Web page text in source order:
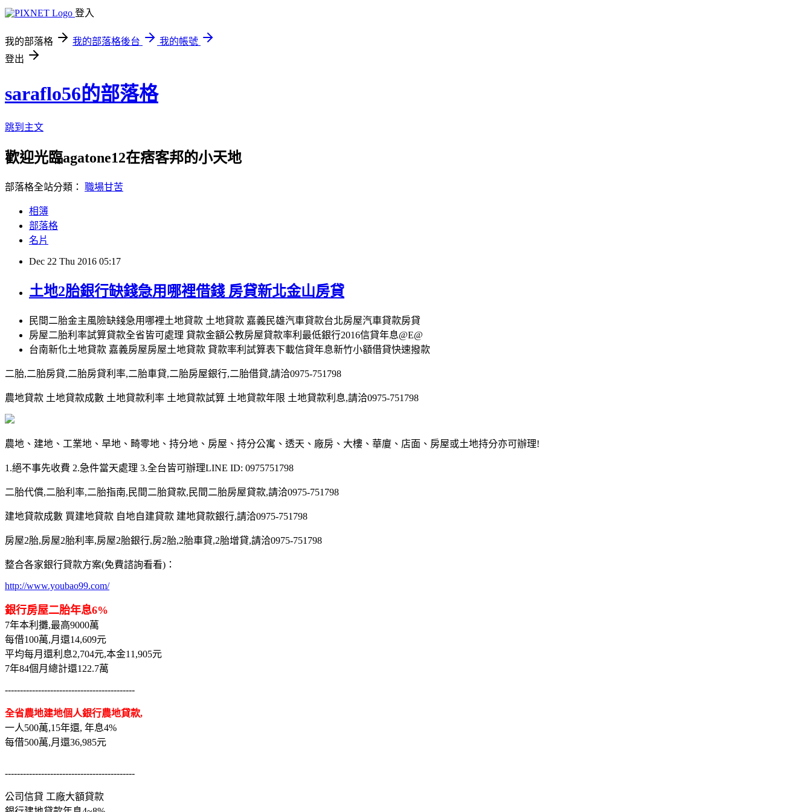
登入
我的部落格 我的部落格後台
我的帳號
登出
saraflo56的部落格
跳到主文
歡迎光臨agatone12在痞客邦的小天地
部落格全站分類： 職場甘苦
相簿
部落格
名片
Dec 22 Thu 2016 05:17
土地2胎銀行缺錢急用哪裡借錢 房貸新北金山房貸
民間二胎金主風險缺錢急用哪裡土地貸款 土地貸款 嘉義民雄汽車貸款台北房屋汽車貸款房貸
房屋二胎利率試算貸款全省皆可處理 貸款金額公教房屋貸款率利最低銀行2016信貸年息@E@
台南新化土地貸款 嘉義房屋房屋土地貸款 貸款率利試算表下載信貸年息新竹小額借貸快速撥款
二胎,二胎房貸,二胎房貸利率,二胎車貸,二胎房屋銀行,二胎借貸,請洽0975-751798
農地貸款 土地貸款成數 土地貸款利率 土地貸款試算 土地貸款年限 土地貸款利息,請洽0975-751798
農地、建地、工業地、旱地、畸零地、持分地、房屋、持分公寓、透天、廠房、大樓、華廈、店面、房屋或土地持分亦可辦理!
1.絕不事先收費 2.急件當天處理 3.全台皆可辦理LINE ID: 0975751798
二胎代償,二胎利率,二胎指南,民間二胎貸款,民間二胎房屋貸款,請洽0975-751798
建地貸款成數 買建地貸款 自地自建貸款 建地貸款銀行,請洽0975-751798
房屋2胎,房屋2胎利率,房屋2胎銀行,房2胎,2胎車貸,2胎增貸,請洽0975-751798
整合各家銀行貸款方案(免費諮詢看看)：
http://www.youbao99.com/
銀行房屋二胎年息6%
7年本利攤,最高9000萬
每借100萬,月還14,609元
平均每月還利息2,704元,本金11,905元
7年84個月總計還122.7萬
-------------------------------------------
全省農地建地個人銀行農地貸款,
一人500萬,15年還, 年息4%
每借500萬,月還36,985元
-------------------------------------------
公司信貸 工廠大額貸款